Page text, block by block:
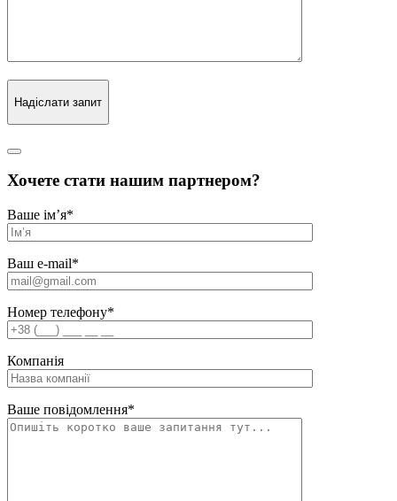
Надіслати запит
Хочете стати нашим партнером?
Ваше ім’я*
Ваш e-mail*
Номер телефону*
Компанія
Ваше повідомлення*